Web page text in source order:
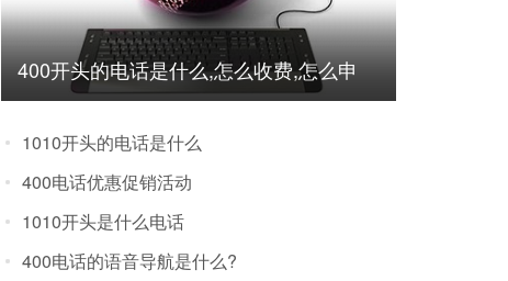
400开头的电话是什么,怎么收费,怎么申
请?
1010开头的电话是什么
400电话优惠促销活动
1010开头是什么电话
400电话的语音导航是什么?